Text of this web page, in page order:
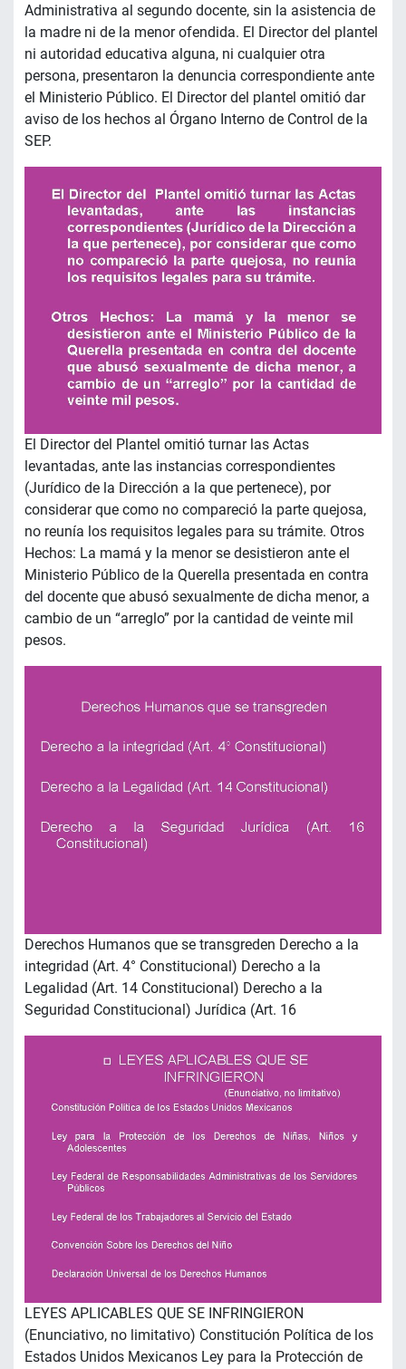
Administrativa al segundo docente, sin la asistencia de
la madre ni de la menor ofendida. El Director del plantel
ni autoridad educativa alguna, ni cualquier otra
persona, presentaron la denuncia correspondiente ante
el Ministerio Público. El Director del plantel omitió dar
aviso de los hechos al Órgano Interno de Control de la
SEP.
El Director del Plantel omitió turnar las Actas
levantadas, ante las instancias correspondientes
(Jurídico de la Dirección a la que pertenece), por
considerar que como no compareció la parte quejosa,
no reunía los requisitos legales para su trámite. Otros
Hechos: La mamá y la menor se desistieron ante el
Ministerio Público de la Querella presentada en contra
del docente que abusó sexualmente de dicha menor, a
cambio de un “arreglo” por la cantidad de veinte mil
pesos.
Derechos Humanos que se transgreden Derecho a la
integridad (Art. 4° Constitucional) Derecho a la
Legalidad (Art. 14 Constitucional) Derecho a la
Seguridad Constitucional) Jurídica (Art. 16
LEYES APLICABLES QUE SE INFRINGIERON
(Enunciativo, no limitativo) Constitución Política de los
Estados Unidos Mexicanos Ley para la Protección de